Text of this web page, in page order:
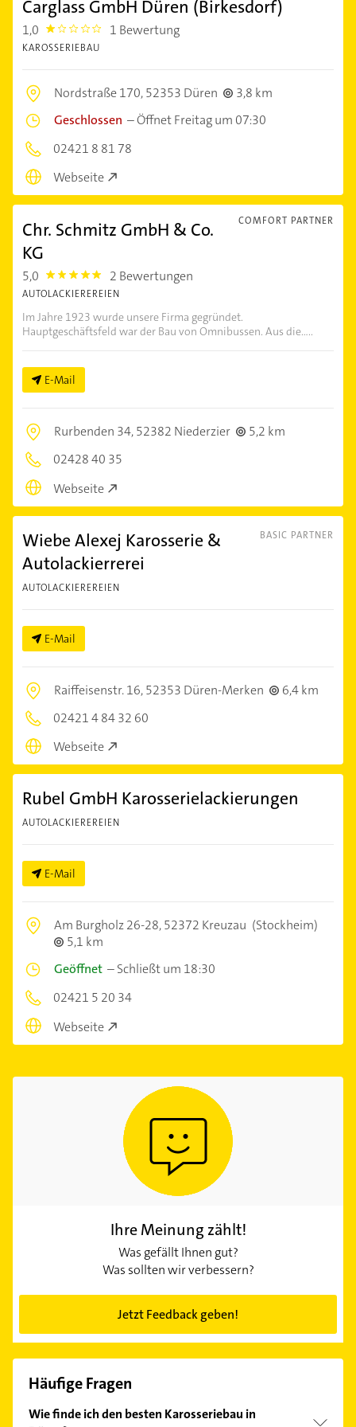
Carglass GmbH Düren (Birkesdorf)
1,0 1.0 1 Bewertung
KAROSSERIEBAU
Nordstraße 170,52353 Düren
3,8 km
Geschlossen –Öffnet Freitag um 07:30
02421 8 81 78
Webseite
COMFORT PARTNER
Chr. Schmitz GmbH & Co.
KG
5,0 5.0 2 Bewertungen
AUTOLACKIEREREIEN
Im Jahre 1923 wurde unsere Firma gegründet.
Hauptgeschäftsfeld war der Bau von Omnibussen. Aus die.....
E-Mail
Rurbenden 34,52382 Niederzier
5,2 km
02428 40 35
Webseite
BASIC PARTNER
Wiebe Alexej Karosserie &
Autolackierrerei
AUTOLACKIEREREIEN
E-Mail
Raiffeisenstr. 16,52353 Düren-Merken
6,4 km
02421 4 84 32 60
Webseite
Rubel GmbH Karosserielackierungen
AUTOLACKIEREREIEN
E-Mail
Am Burgholz 26-28,52372 Kreuzau (Stockheim)
5,1 km
Geöffnet –Schließt um 18:30
02421 5 20 34
Webseite
Ihre Meinung zählt!
Was gefällt Ihnen gut?
Was sollten wir verbessern?
Jetzt Feedback geben!
Häufige Fragen
Wie finde ich den besten Karosseriebau in